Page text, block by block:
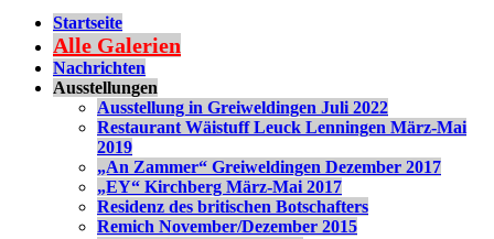
Startseite
Alle Galerien
Nachrichten
Ausstellungen
Ausstellung in Greiweldingen Juli 2022
Restaurant Wäistuff Leuck Lenningen März-Mai
2019
„An Zammer“ Greiweldingen Dezember 2017
„EY“ Kirchberg März-Mai 2017
Residenz des britischen Botschafters
Remich November/Dezember 2015